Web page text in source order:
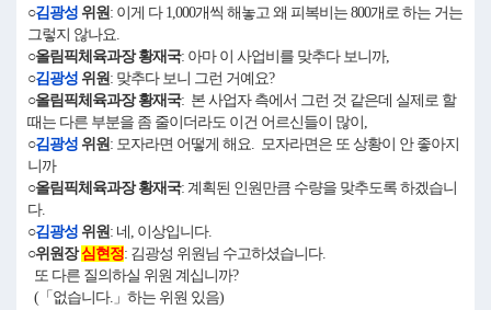
○김광성 위원: 이게 다 1,000개씩 해놓고 왜 피복비는 800개로 하는 거는
그렇지 않나요.
○올림픽체육과장 황재국: 아마 이 사업비를 맞추다 보니까,
○김광성 위원: 맞추다 보니 그런 거예요?
○올림픽체육과장 황재국: 본 사업자 측에서 그런 것 같은데 실제로 할
때는 다른 부분을 좀 줄이더라도 이건 어르신들이 많이,
○김광성 위원: 모자라면 어떻게 해요. 모자라면은 또 상황이 안 좋아지
니까
○올림픽체육과장 황재국: 계획된 인원만큼 수량을 맞추도록 하겠습니
다.
○김광성 위원: 네, 이상입니다.
○위원장심현정: 김광성 위원님 수고하셨습니다.
또 다른 질의하실 위원 계십니까?
(「없습니다.」하는 위원 있음)